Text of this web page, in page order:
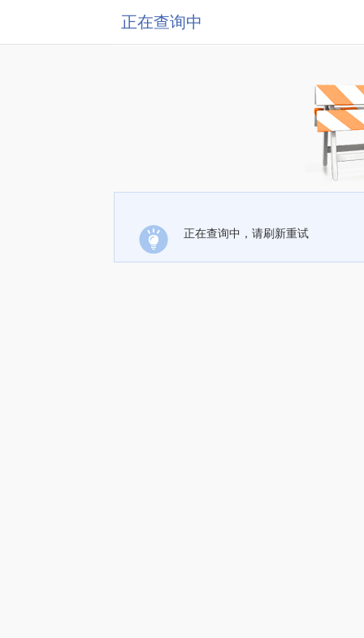
正在查询中
正在查询中，请刷新重试